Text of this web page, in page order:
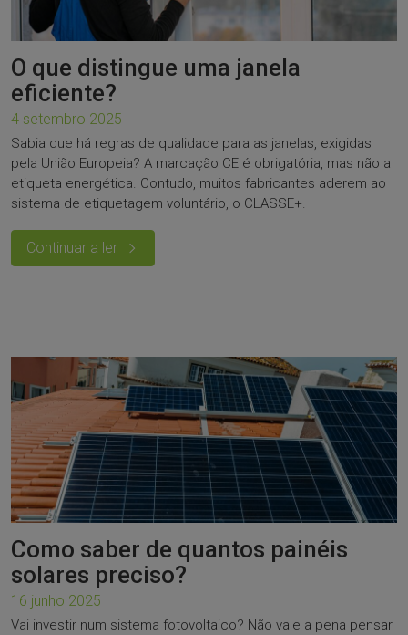
O que distingue uma janela
eficiente?
4 setembro 2025
Sabia que há regras de qualidade para as janelas, exigidas
pela União Europeia? A marcação CE é obrigatória, mas não a
etiqueta energética. Contudo, muitos fabricantes aderem ao
sistema de etiquetagem voluntário, o CLASSE+.
Continuar a ler
Como saber de quantos painéis
solares preciso?
16 junho 2025
Vai investir num sistema fotovoltaico? Não vale a pena pensar